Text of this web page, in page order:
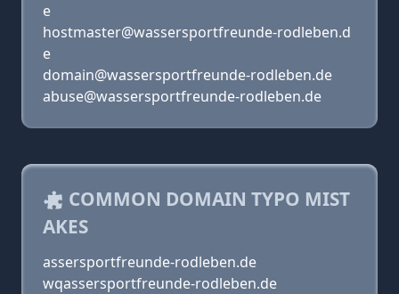
e
hostmaster@wassersportfreunde-rodleben.d
e
domain@wassersportfreunde-rodleben.de
abuse@wassersportfreunde-rodleben.de
COMMON DOMAIN TYPO MIST
AKES
assersportfreunde-rodleben.de
wqassersportfreunde-rodleben.de